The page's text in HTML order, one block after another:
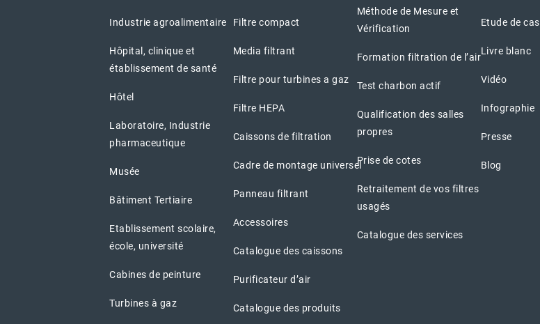
Industrie agroalimentaire
Hôpital, clinique et
établissement de santé
Hôtel
Laboratoire, Industrie
pharmaceutique
Musée
Bâtiment Tertiaire
Etablissement scolaire,
école, université
Cabines de peinture
Turbines à gaz
Filtre compact
Media filtrant
Filtre pour turbines a gaz
Filtre HEPA
Caissons de filtration
Cadre de montage universel
Panneau filtrant
Accessoires
Catalogue des caissons
Purificateur d’air
Catalogue des produits
Méthode de Mesure et
Vérification
Formation filtration de l’air
Test charbon actif
Qualification des salles
propres
Prise de cotes
Retraitement de vos filtres
usagés
Catalogue des services
Etude de cas
Livre blanc
Vidéo
Infographie
Presse
Blog